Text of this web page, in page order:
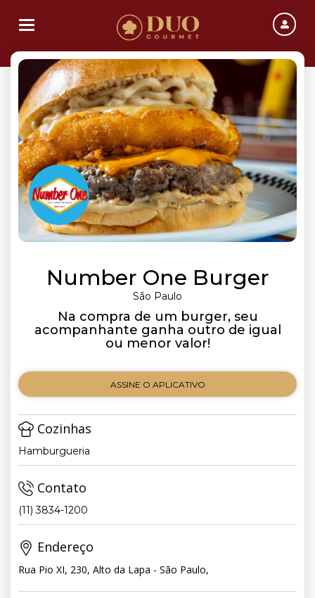
Toggle navigation
Number One Burger
São Paulo
Na compra de um burger, seu
acompanhante ganha outro de igual
ou menor valor!
ASSINE O APLICATIVO
Cozinhas
Hamburgueria
Contato
(11) 3834-1200
Endereço
Rua Pio XI, 230, Alto da Lapa - São Paulo,